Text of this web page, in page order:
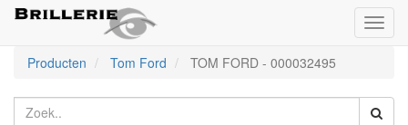
Producten
Tom Ford TOM FORD - 000032495